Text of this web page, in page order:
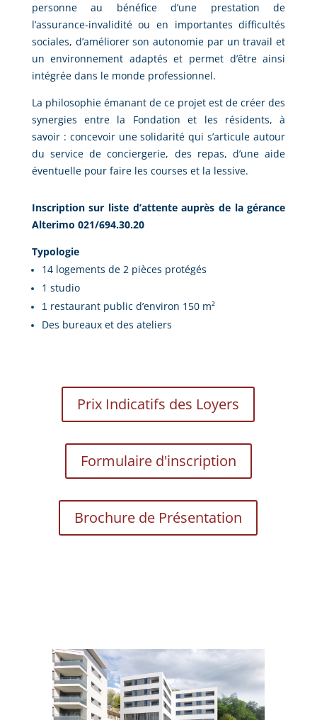
personne au bénéfice d’une prestation de
l’assurance-invalidité ou en importantes difficultés
sociales, d’améliorer son autonomie par un travail et
un environnement adaptés et permet d’être ainsi
intégrée dans le monde professionnel.
La philosophie émanant de ce projet est de créer des
synergies entre la Fondation et les résidents, à
savoir : concevoir une solidarité qui s’articule autour
du service de conciergerie, des repas, d’une aide
éventuelle pour faire les courses et la lessive.
Inscription sur liste d’attente auprès de la gérance
Alterimo 021/694.30.20
Typologie
14 logements de 2 pièces protégés
1 studio
1 restaurant public d’environ 150 m²
Des bureaux et des ateliers
Prix Indicatifs des Loyers
Formulaire d'inscription
Brochure de Présentation